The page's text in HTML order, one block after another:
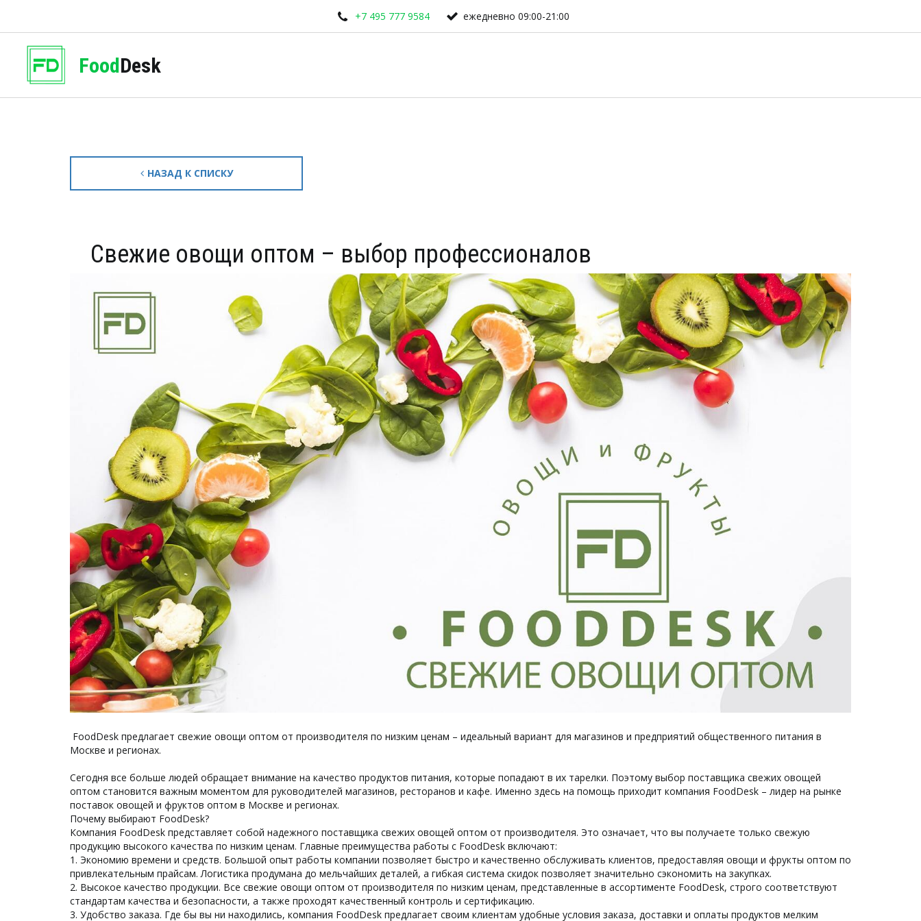
+7 495 777 9584 ежедневно 09:00-21:00
FoodDesk
НАЗАД К СПИСКУ
Свежие овощи оптом – выбор профессионалов
FoodDesk предлагает свежие овощи оптом от производителя по низким ценам – идеальный вариант для магазинов и предприятий общественного питания в
Москве и регионах.
Сегодня все больше людей обращает внимание на качество продуктов питания, которые попадают в их тарелки. Поэтому выбор поставщика свежих овощей
оптом становится важным моментом для руководителей магазинов, ресторанов и кафе. Именно здесь на помощь приходит компания FoodDesk – лидер на рынке
поставок овощей и фруктов оптом в Москве и регионах.
Почему выбирают FoodDesk?
Компания FoodDesk представляет собой надежного поставщика свежих овощей оптом от производителя. Это означает, что вы получаете только свежую
продукцию высокого качества по низким ценам. Главные преимущества работы с FoodDesk включают:
1. Экономию времени и средств. Большой опыт работы компании позволяет быстро и качественно обслуживать клиентов, предоставляя овощи и фрукты оптом по
привлекательным прайсам. Логистика продумана до мельчайших деталей, а гибкая система скидок позволяет значительно сэкономить на закупках.
2. Высокое качество продукции. Все свежие овощи оптом от производителя по низким ценам, представленные в ассортименте FoodDesk, строго соответствуют
стандартам качества и безопасности, а также проходят качественный контроль и сертификацию.
3. Удобство заказа. Где бы вы ни находились, компания FoodDesk предлагает своим клиентам удобные условия заказа, доставки и оплаты продуктов мелким